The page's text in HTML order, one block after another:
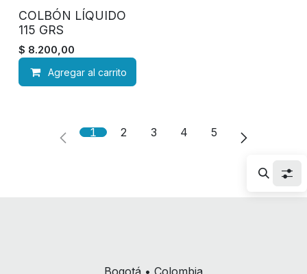
COLBÓN LÍQUIDO
115 GRS
$ 8.200,00
Agregar al carrito
1 2 3 4 5